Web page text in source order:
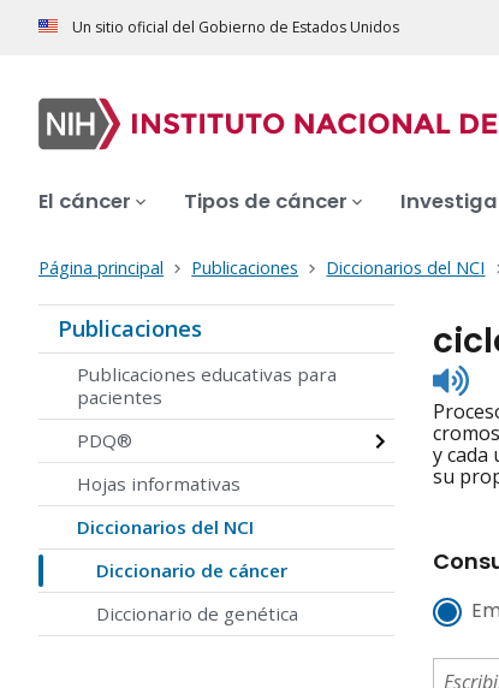
Un sitio oficial del Gobierno de Estados Unidos
El cáncer Tipos de cáncer
Página principal Publicaciones Diccionarios del NCI
Publicaciones
Publicaciones educativas para
pacientes
PDQ®
Hojas informativas
Diccionarios del NCI
Diccionario de cáncer
Diccionario de genética
to
y cada
su